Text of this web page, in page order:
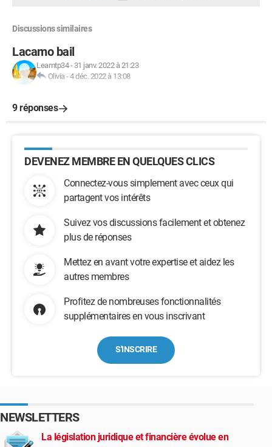
Discussions similaires
Lacamo bail
Leamtp34- 31 janv. 2022 à 21:23
Olivia -4 déc. 2022 à 13:08
9 réponses
DEVENEZ MEMBRE EN QUELQUES CLICS
Connectez-vous simplement avec ceux qui
partagent vos intérêts
Suivez vos discussions facilement et obtenez
plus de réponses
Mettez en avant votre expertise et aidez les
autres membres
Profitez de nombreuses fonctionnalités
supplémentaires en vous inscrivant
S'INSCRIRE
NEWSLETTERS
La législation juridique et financière évolue en